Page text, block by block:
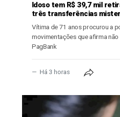
Idoso tem R$ 39,7 mil
três transferências
Vítima de 71 anos procurou a
movimentações que afirma
PagBank
Há 3 horas